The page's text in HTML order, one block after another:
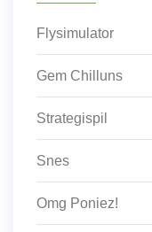
Flysimulator
Gem Chilluns
Strategispil
Snes
Omg Poniez!